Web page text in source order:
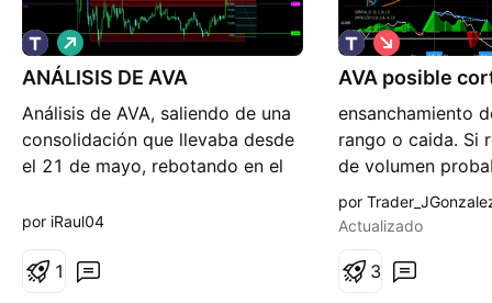
ANÁLISIS DE AVA
Análisis de AVA, saliendo de una
consolidación que llevaba desde
el 21 de mayo, rebotando en el
una resistencia mensual, RSI por
a que rompa 3.94 para confirmar
L
a
r
o
por iRaul04
1
AVA posible
ensanchamiento
rango o caida. Si
de volumen
a la segunda
importante.
C
o
r
o
por
Actualizado
3